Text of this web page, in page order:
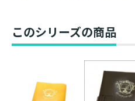
このシリーズの商品